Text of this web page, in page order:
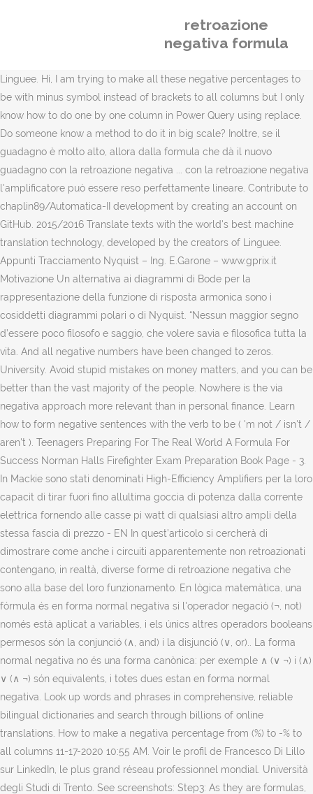
retroazione
negativa formula
Linguee. Hi, I am trying to make all these negative percentages to
be with minus symbol instead of brackets to all columns but I only
know how to do one by one column in Power Query using replace.
Do someone know a method to do it in big scale? Inoltre, se il
guadagno è molto alto, allora dalla formula che dà il nuovo
guadagno con la retroazione negativa ... con la retroazione negativa
l'amplificatore può essere reso perfettamente lineare. Contribute to
chaplin89/Automatica-II development by creating an account on
GitHub. 2015/2016 Translate texts with the world's best machine
translation technology, developed by the creators of Linguee.
Appunti Tracciamento Nyquist – Ing. E.Garone – www.gprix.it
Motivazione Un alternativa ai diagrammi di Bode per la
rappresentazione della funzione di risposta armonica sono i
cosiddetti diagrammi polari o di Nyquist. “Nessun maggior segno
d’essere poco filosofo e saggio, che volere savia e filosofica tutta la
vita. And all negative numbers have been changed to zeros.
University. Avoid stupid mistakes on money matters, and you can be
better than the vast majority of the people. Nowhere is the via
negativa approach more relevant than in personal finance. Learn
how to form negative sentences with the verb to be ( 'm not / isn't /
aren't ). Teenagers Preparing For The Real World A Formula For
Success Norman Halls Firefighter Exam Preparation Book Page - 3.
In Mackie sono stati denominati High-Efficiency Amplifiers per la loro
capacit di tirar fuori fino allultima goccia di potenza dalla corrente
elettrica fornendo alle casse pi watt di qualsiasi altro ampli della
stessa fascia di prezzo - EN In quest’articolo si cercherà di
dimostrare come anche i circuiti apparentemente non retroazionati
contengano, in realtà, diverse forme di retroazione negativa che
sono alla base del loro funzionamento. En lògica matemàtica, una
fórmula és en forma normal negativa si l'operador negació (¬, not)
només està aplicat a variables, i els únics altres operadors booleans
permesos són la conjunció (∧, and) i la disjunció (∨, or).. La forma
normal negativa no és una forma canònica: per exemple ∧ (∨ ¬) i (∧)
∨ (∧ ¬) són equivalents, i totes dues estan en forma normal
negativa. Look up words and phrases in comprehensive, reliable
bilingual dictionaries and search through billions of online
translations. How to make a negativa percentage from (%) to -% to
all columns ‎11-17-2020 10:55 AM. Voir le profil de Francesco Di Lillo
sur LinkedIn, le plus grand réseau professionnel mondial. Università
degli Studi di Trento. See screenshots: Step3: As they are formulas,